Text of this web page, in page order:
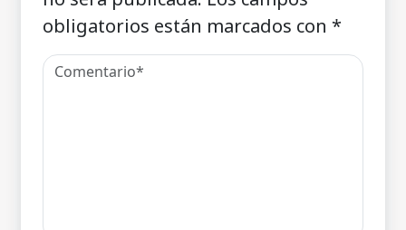
obligatorios están marcados con *